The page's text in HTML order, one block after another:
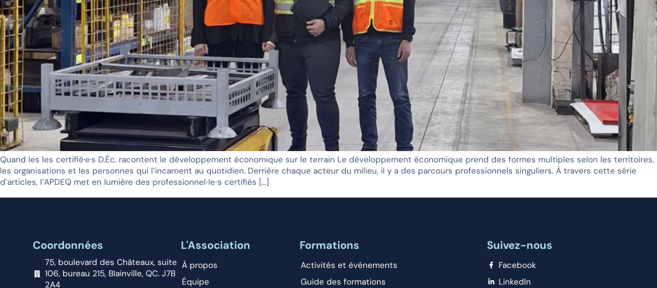
Quand les les certifié·e·s D.Éc. racontent le développement économique sur le terrain Le développement économique prend des formes multiples selon les territoires,
les organisations et les personnes qui l’incarnent au quotidien. Derrière chaque acteur du milieu, il y a des parcours professionnels singuliers. À travers cette série
d’articles, l’APDEQ met en lumière des professionnel⸱le⸱s certifiés […]
Coordonnées
75, boulevard des Châteaux, suite
106, bureau 215, Blainville, QC. J7B
2A4
L'Association
À propos
Équipe
Formations
Activités et événements
Guide des formations
Suivez-nous
Facebook
LinkedIn